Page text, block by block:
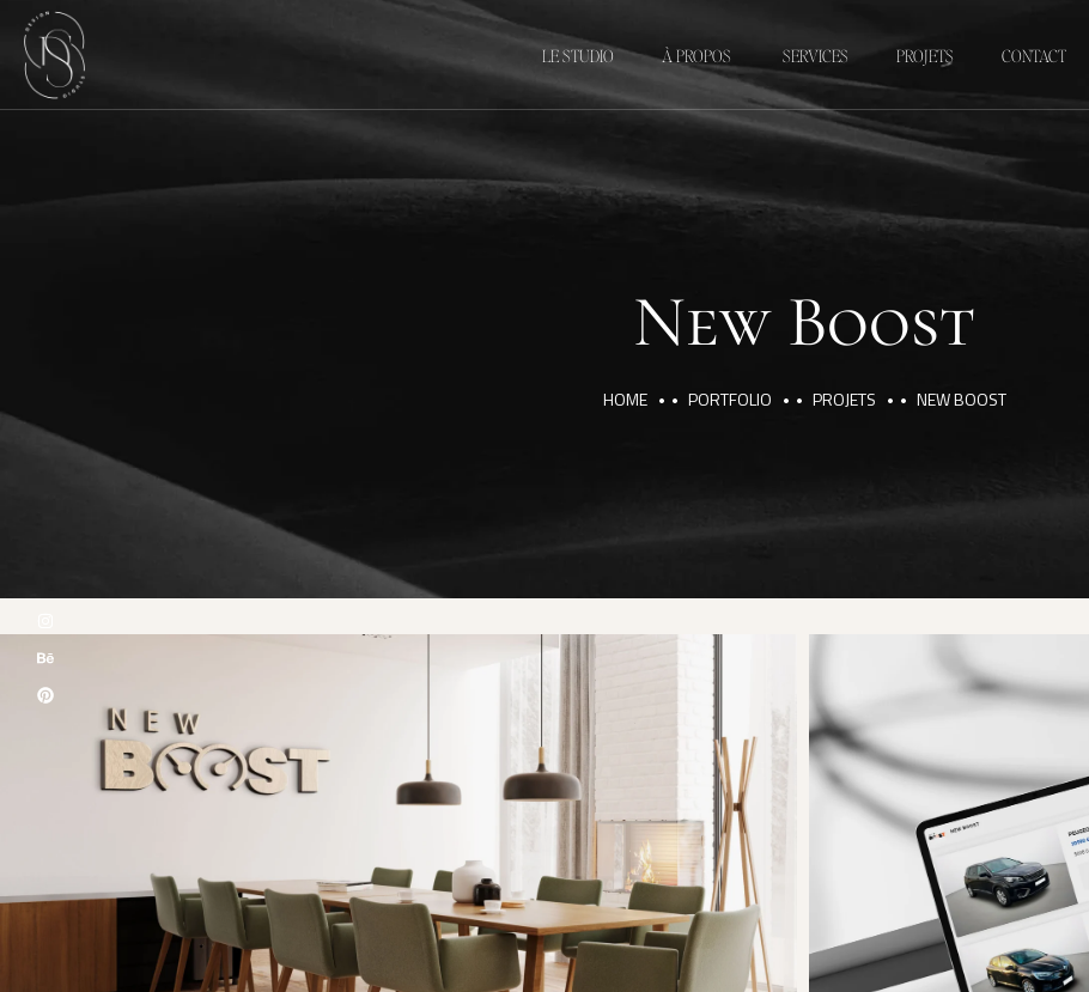
LE STUDIO À PROPOS SERVICES PROJETS CONTACT
New Boost
HOME PORTFOLIO PROJETS NEW BOOST